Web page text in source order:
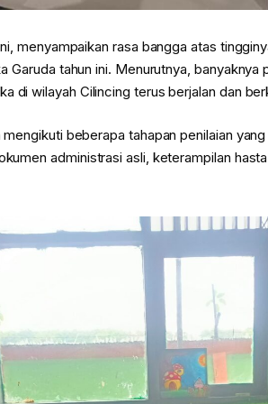
menyampaikan rasa bangga atas
Garuda tahun ini. Menurutnya,
di wilayah Cilincing terus berjalan dan
beberapa tahapan penilaian
administrasi asli, keterampilan